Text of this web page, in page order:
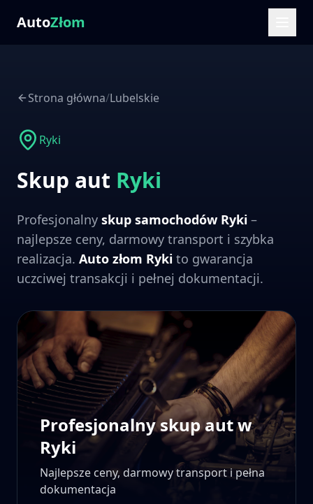
AutoZłom
Strona główna/Lubelskie
Ryki
Skup aut Ryki
Profesjonalny skup samochodów Ryki –
najlepsze ceny, darmowy transport i szybka
realizacja. Auto złom Ryki to gwarancja
uczciwej transakcji i pełnej dokumentacji.
Profesjonalny skup aut w
Ryki
Najlepsze ceny, darmowy transport i pełna
dokumentacja